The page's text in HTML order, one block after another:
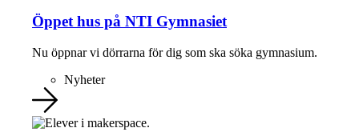
Öppet hus på NTI Gymnasiet
Nu öppnar vi dörrarna för dig som ska söka gymnasium.
Nyheter